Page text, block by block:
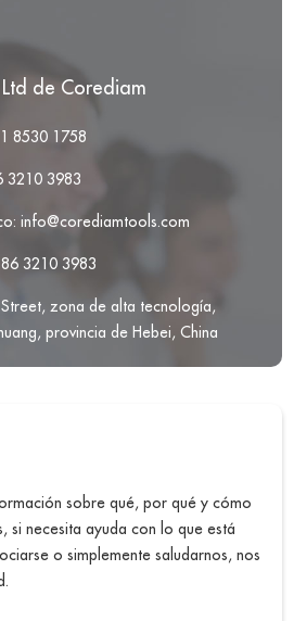
de Corediam
8530 1758
3210 3983
info@corediamtools.com
3210 3983
Street, zona de alta tecnología,
provincia de Hebei, China
sobre qué, por qué y cómo
si necesita ayuda con lo que está
o simplemente saludarnos, nos